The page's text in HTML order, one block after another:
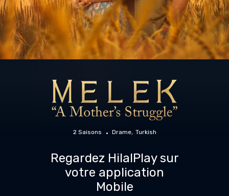
2 Saisons Drame Turkish
Regardez HilalPlay sur
votre application
Mobile